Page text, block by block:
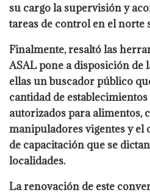
su cargo la supervisión y
tareas de control en el norte
Finalmente, resaltó las
ASAL pone a disposición de
ellas un buscador público
cantidad de
autorizados para alimentos,
manipuladores vigentes y el
de capacitación que se
localidades.
La renovación de este